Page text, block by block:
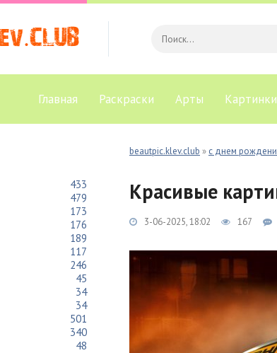
Главная Раскраски Арты Картинки
beautpic.klev.club » с днем
Красивые
3-06-2025, 18:02 167
433
479
173
176
189
117
246
45
34
34
501
340
48